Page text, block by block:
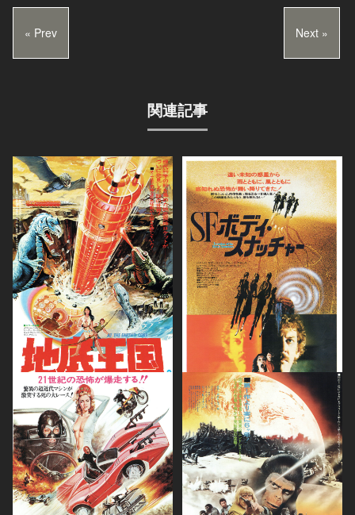
« Prev Next »
関連記事